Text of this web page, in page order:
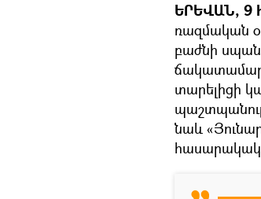
ԵՐԵՎԱՆ, 9
ռազմական
բաժնի
տարելիցի
նաև